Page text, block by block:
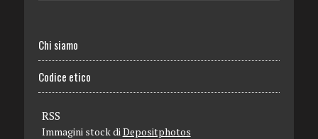
Chi siamo
Codice etico
RSS
Immagini stock di Depositphotos